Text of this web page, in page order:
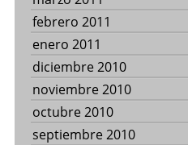
febrero 2011
enero 2011
diciembre 2010
noviembre 2010
octubre 2010
septiembre 2010